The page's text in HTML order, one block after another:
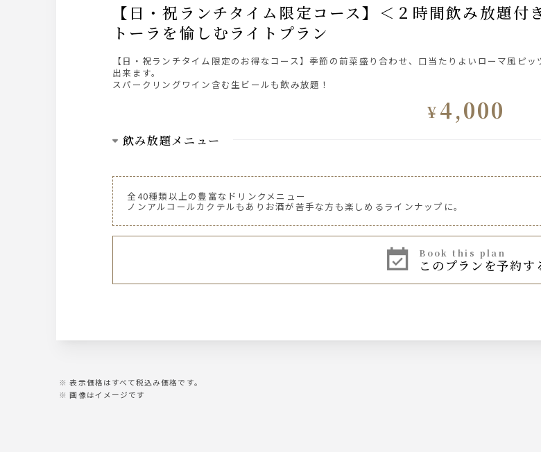
【日・祝ランチタイム限定コース】＜２時間飲み放題付き４０００円（税込）＞鶏肉のカチャ
トーラを愉しむライトプラン
【日・祝ランチタイム限定のお得なコース】季節の前菜盛り合わせ、口当たりよいローマ風ピ
出来ます。
スパークリングワイン含む生ビールも飲み放題！
¥4,000
飲み放題メニュー
“ジムビーム“
グラスワイン 白
ジントニック，モスコミュール，
全40種類以上の豊富なドリンクメニュー
ノンアルコールカクテルもありお酒が苦手な方も楽しめるラインナップに。
book this plan
このプランを予約す
表示価格はすべて税込み価格です。
画像はイメージです